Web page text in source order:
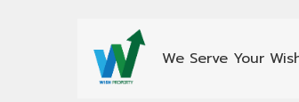
We Serve Your